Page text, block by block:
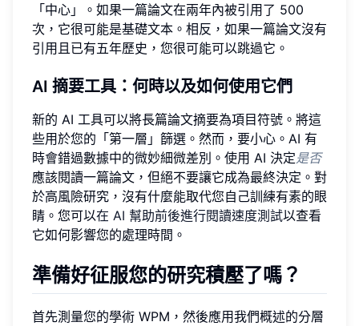
「中心」。如果一篇論文在兩年內被引用了 500
次，它很可能是基礎文本。相反，如果一篇論文沒有
引用且已有五年歷史，您很可能可以跳過它。
AI 摘要工具：何時以及如何使用它們
新的 AI 工具可以將長篇論文摘要為項目符號。將這
些用於您的「第一層」篩選。然而，要小心。AI 有
時會錯過數據中的微妙細微差別。使用 AI 決定是否
應該閱讀一篇論文，但絕不要讓它成為最終決定。對
於高風險研究，沒有什麼能取代您自己訓練有素的眼
睛。您可以在 AI 幫助前後進行閱讀速度測試以查看
它如何影響您的處理時間。
準備好征服您的研究積壓了嗎？
首先測量您的學術 WPM，然後應用我們概述的分層